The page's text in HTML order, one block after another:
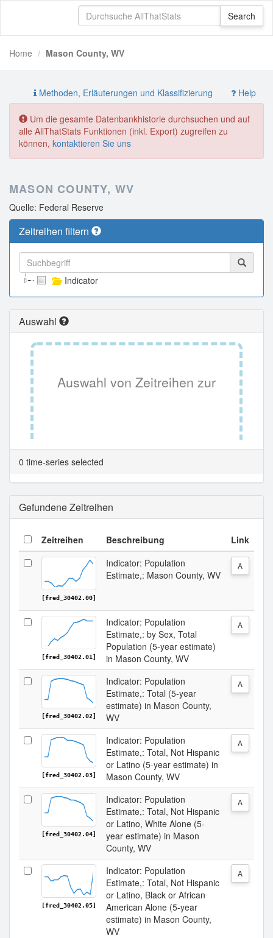
Home Mason County, WV
Methoden, Erläuterungen und Klassifizierung Help
Um die gesamte Datenbankhistorie durchsuchen und auf
alle AllThatStats Funktionen (inkl. Export) zugreifen zu
können, kontaktieren Sie uns
MASON COUNTY, WV
Quelle: Federal Reserve
Zeitreihen filtern
Indicator
Auswahl
Auswahl von Zeitreihen zur
Tabellenansicht.
0 time-series selected
Gefundene Zeitreihen
Zeitreihen Beschreibung Link
[fred_30402.00]
Indicator: Population
Estimate,: Mason County, WV
A
[fred_30402.01]
Indicator: Population
Estimate,: by Sex, Total
Population (5-year estimate)
in Mason County, WV
A
[fred_30402.02]
Indicator: Population
Estimate,: Total (5-year
estimate) in Mason County,
WV
A
[fred_30402.03]
Indicator: Population
Estimate,: Total, Not Hispanic
or Latino (5-year estimate) in
Mason County, WV
A
[fred_30402.04]
Indicator: Population
Estimate,: Total, Not Hispanic
or Latino, White Alone (5-
year estimate) in Mason
County, WV
A
[fred_30402.05]
Indicator: Population
Estimate,: Total, Not Hispanic
or Latino, Black or African
American Alone (5-year
estimate) in Mason County,
WV
A